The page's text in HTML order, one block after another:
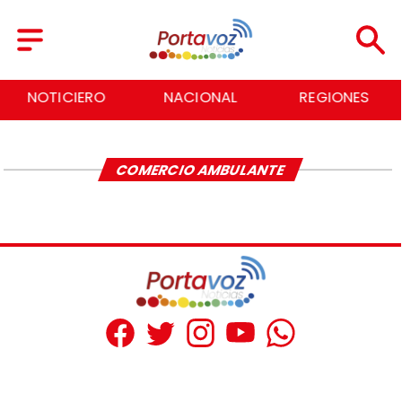
NOTICIERO NACIONAL REGIONES
COMERCIO AMBULANTE